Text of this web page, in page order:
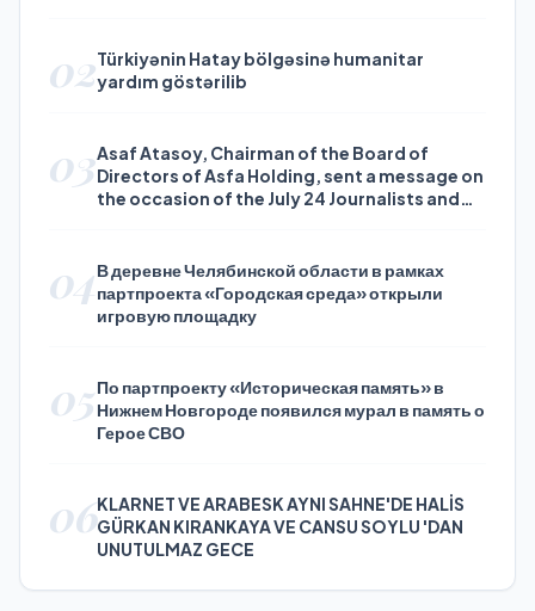
02Türkiyənin Hatay bölgəsinə humanitar
yardım göstərilib
03Asaf Atasoy, Chairman of the Board of
Directors of Asfa Holding, sent a message on
the occasion of the July 24 Journalists and
04В деревне Челябинской области в рамках
партпроекта «Городская среда» открыли
игровую площадку
05По партпроекту «Историческая память» в
Нижнем Новгороде появился мурал в память о
Герое СВО
06KLARNET VE ARABESK AYNI SAHNE'DE HALİS
GÜRKAN KIRANKAYA VE CANSU SOYLU 'DAN
UNUTULMAZ GECE